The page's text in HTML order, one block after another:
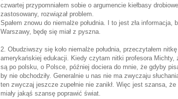
czwartej przypomniałem sobie o argumencie kiełbasy
zastosowany, rozwiązał problem.
Spałem znowu do niemalże południa. I to jest zła
Warszawy, będę się miał z pyszna.
2. Obudziwszy się koło niemalże południa, przeczytałem
amerykańskiej edukacji. Kiedy czytam nitki profesora Michty,
są po polsku, o Polsce, później dociera do mnie, że gdyby
by nie obchodziły. Generalnie u nas nie ma zwyczaju
ten zwyczaj jeszcze zupełnie nie zanikł. Więc jest szansa,
miały jakąś szansę poprawić świat.